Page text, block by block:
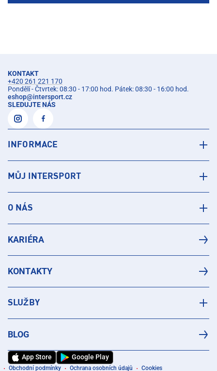
KONTAKT
+420 261 221 170
Pondělí - Čtvrtek: 08:30 - 17:00 hod. Pátek: 08:30 - 16:00 hod.
eshop@intersport.cz
SLEDUJTE NÁS
INFORMACE
MŮJ INTERSPORT
O NÁS
KARIÉRA
KONTAKTY
SLUŽBY
BLOG
App Store Google Play
Obchodní podmínky Ochrana osobních údajů Cookies